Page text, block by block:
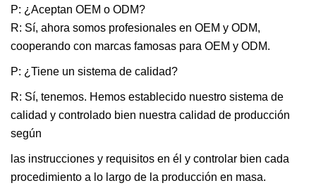
P: ¿Aceptan OEM o ODM?
R: Sí, ahora somos profesionales en OEM y ODM,
cooperando con marcas famosas para OEM y ODM.
P: ¿Tiene un sistema de calidad?
R: Sí, tenemos. Hemos establecido nuestro sistema de
calidad y controlado bien nuestra calidad de producción
según
las instrucciones y requisitos en él y controlar bien cada
procedimiento a lo largo de la producción en masa.